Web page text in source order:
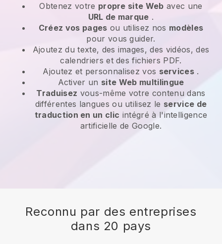
Obtenez votre propre site Web avec une
URL de marque .
Créez vos pages ou utilisez nos modèles
pour vous guider.
Ajoutez du texte, des images, des vidéos, des
calendriers et des fichiers PDF.
Ajoutez et personnalisez vos services .
Activer un site Web multilingue
Traduisez vous-même votre contenu dans
différentes langues ou utilisez le service de
traduction en un clic intégré à l'intelligence
artificielle de Google.
Reconnu par des entreprises
dans 20 pays